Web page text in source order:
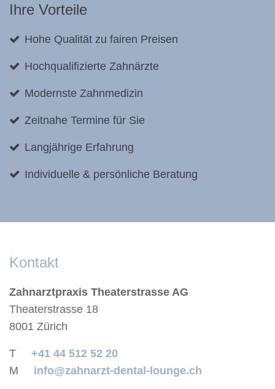
Ihre Vorteile
Hohe Qualität zu fairen Preisen
Hochqualifizierte Zahnärzte
Modernste Zahnmedizin
Zeitnahe Termine für Sie
Langjährige Erfahrung
Individuelle & persönliche Beratung
Kontakt
Zahnarztpraxis Theaterstrasse AG
Theaterstrasse 18
8001 Zürich
T +41 44 512 52 20
M info@zahnarzt-dental-lounge.ch